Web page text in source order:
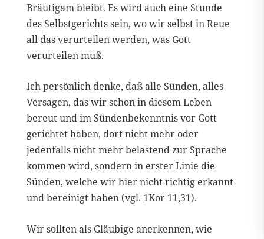
Bräutigam bleibt. Es wird auch eine Stunde
des Selbstgerichts sein, wo wir selbst in Reue
all das verurteilen werden, was Gott
verurteilen muß.
Ich persönlich denke, daß alle Sünden, alles
Versagen, das wir schon in diesem Leben
bereut und im Sündenbekenntnis vor Gott
gerichtet haben, dort nicht mehr oder
jedenfalls nicht mehr belastend zur Sprache
kommen wird, sondern in erster Linie die
Sünden, welche wir hier nicht richtig erkannt
und bereinigt haben (vgl. 1Kor 11,31).
Wir sollten als Gläubige anerkennen, wie